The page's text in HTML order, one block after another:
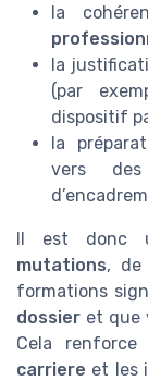
la
la
(par
dispositif
la
vers
Il est donc
mutations, de
formations
dossier et que
Cela
carriere et les